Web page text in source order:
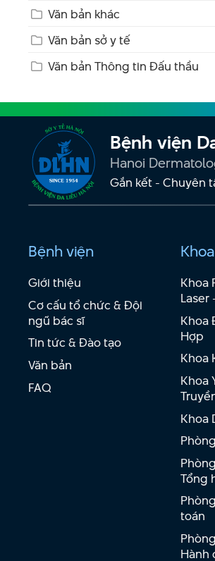
Văn bản khác
Văn bản sở y tế
Văn bản Thông tin Đấu thầu
Bệnh viện
Hanoi
Gắn kết - Chuyên
Bệnh viện
Giới thiệu
Cơ cấu tổ chức & Đội
ngũ bác sĩ
Tin tức & Đào tạo
Văn bản
FAQ
Khoa
Khoa
Laser
Khoa
Hợp
Khoa
Khoa
Khoa
Tổng
toán
Hành